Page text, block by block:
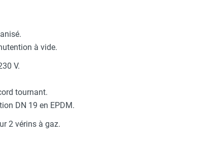
pour compteur digital avec contrôle d'accès
à vide.
V.
tournant.
DN 19 en EPDM.
2 vérins à gaz.